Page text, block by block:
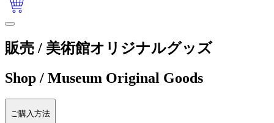
販売 / 美術館オリジナルグッズ
Shop / Museum Original Goods
ご購入方法